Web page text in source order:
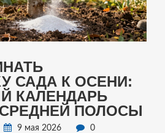
САДА К ОСЕНИ:
КАЛЕНДАРЬ
ПОЛОСЫ
9 мая 2026
0